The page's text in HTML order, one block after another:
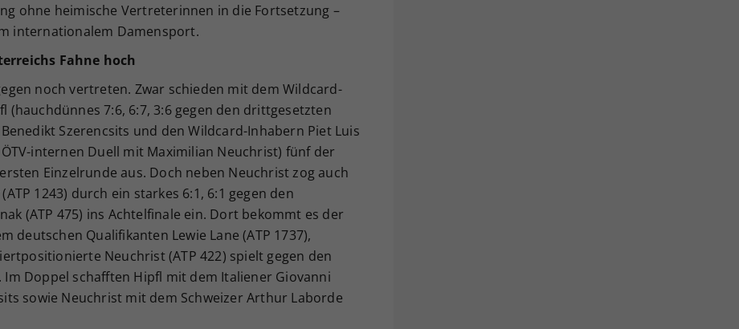
ohne heimische Vertreterinnen in die Fortsetzung –
internationalem Damensport.
Fahne hoch
noch vertreten. Zwar schieden mit dem Wildcard-
(hauchdünnes 7:6, 6:7, 3:6 gegen den drittgesetzten
Szerencsits und den Wildcard-Inhabern Piet Luis
internen Duell mit Maximilian Neuchrist) fünf der
Einzelrunde aus. Doch neben Neuchrist zog auch
1243) durch ein starkes 6:1, 6:1 gegen den
(ATP 475) ins Achtelfinale ein. Dort bekommt es der
deutschen Qualifikanten Lewie Lane (ATP 1737),
Neuchrist (ATP 422) spielt gegen den
Im Doppel schafften Hipfl mit dem Italiener Giovanni
sowie Neuchrist mit dem Schweizer Arthur Laborde